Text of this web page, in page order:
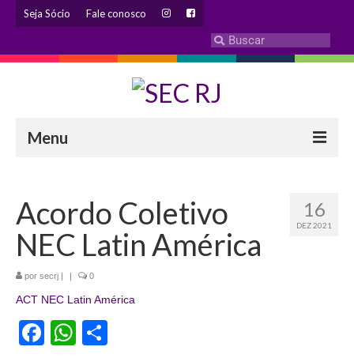
Seja Sócio Fale conosco
Menu
Eleição 2024 – Comissão Eleitoral
Histórico
Diretoria
Atendimentos
16
DEZ 2021
Acordo Coletivo
NEC Latin América
por secrj | | 0
ACT NEC Latin América
Facebook
WhatsApp